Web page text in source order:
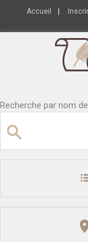
Accueil
Recherche par nom